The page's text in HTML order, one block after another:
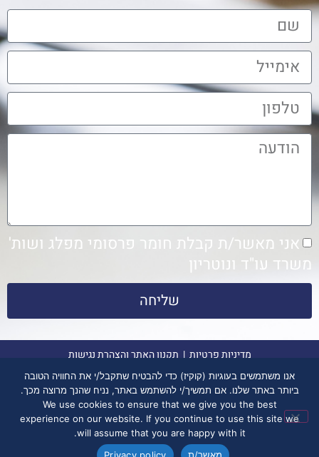
אני מאשר/ת קבלת חומר פרסומי מפלג ושות'
משרד עו"ד ונוטריון
שליחה
מדיניות פרטיות | תקנון האתר והצהרת נגישות
© כל הזכויות שמורות לפלג ושות' משרד עורכי דין ונוטריון. כל
האמור להלן אינו מהווה ייעוץ משפטי, או תחליף לייעוץ משפטי.
נבנה ע”י פנינה ולטר בניית אתרים לעורכי דין
אנו משתמשים בעוגיות (קוקיז) כדי להבטיח שתקבל/י את החוויה הטובה
ביותר באתר שלנו. אם תמשיך/י להשתמש באתר, נניח שהנך מרוצה מכך.
We use cookies to ensure that we give you the best
experience on our website. If you continue to use this site we
will assume that you are happy with it.
מאשר/ת
Privacy policy